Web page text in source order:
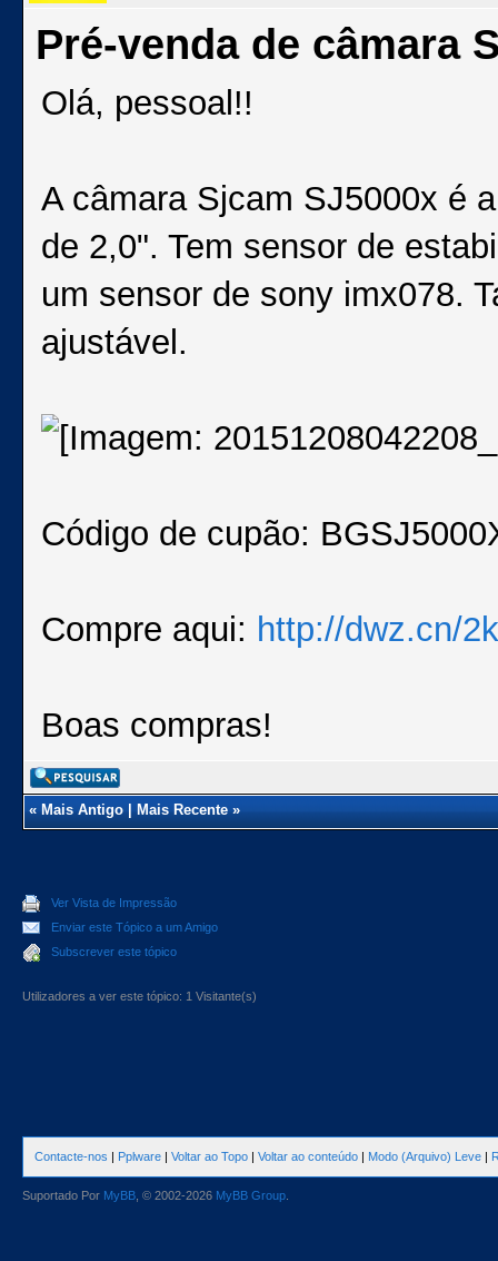
Pré-venda de câmara
Olá, pessoal!!
A câmara Sjcam SJ5000x é
de 2,0". Tem sensor de
um sensor de sony imx078.
ajustável.
Código de cupão:
Compre aqui: http://dwz.cn/
Boas compras!
«Mais Antigo|Mais Recente»
Ver Vista de Impressão
Enviar este Tópico a um Amigo
Subscrever este tópico
Utilizadores a ver este tópico: 1 Visitante(s)
Contacte-nos | Pplware | Voltar ao Topo | Voltar ao conteúdo | Modo (Arquivo) Leve |
Suportado Por MyBB , © 2002-2026 MyBB Group